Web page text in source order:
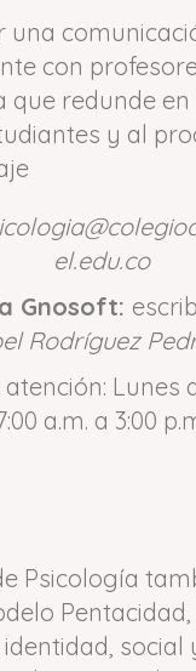
una
con
que redunde
y al
el.edu.co
Gnosoft:
Rodríguez
Lunes
a.m. a 3:00
Psicología
social